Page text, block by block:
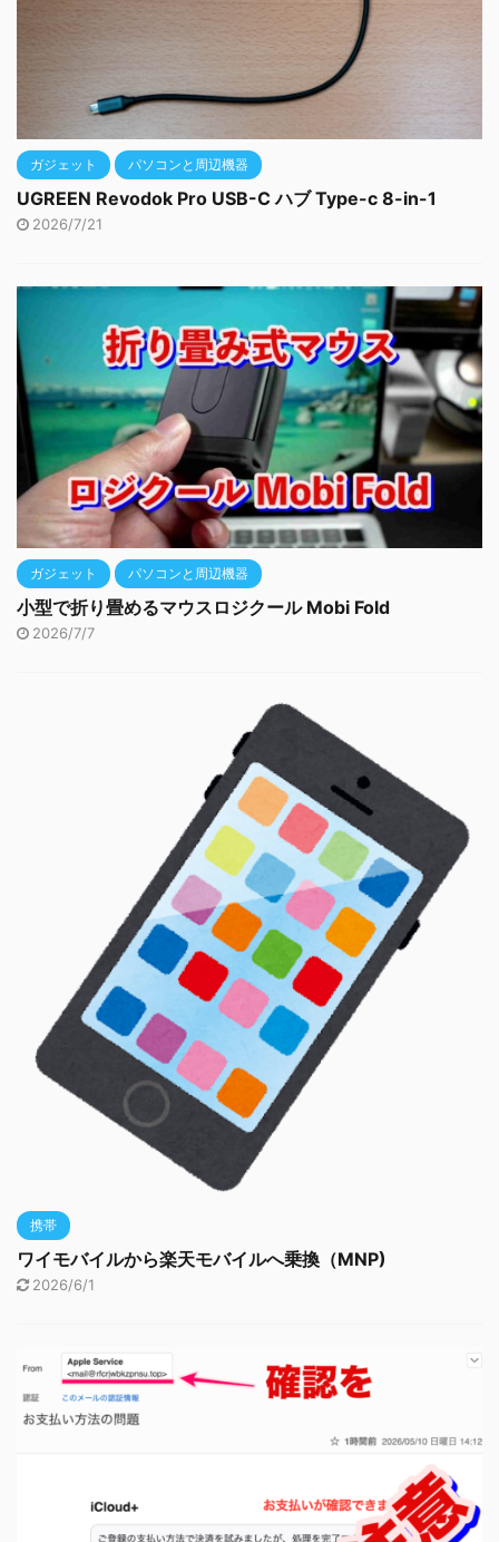
ガジェット パソコンと周辺機器
UGREEN Revodok Pro USB-C ハブ Type-c 8-in-1
2026/7/21
ガジェット パソコンと周辺機器
小型で折り畳めるマウスロジクール Mobi Fold
2026/7/7
携帯
ワイモバイルから楽天モバイルへ乗換（MNP)
2026/6/1